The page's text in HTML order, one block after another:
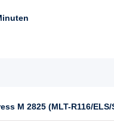
M 2825 (MLT-R116/ELS/